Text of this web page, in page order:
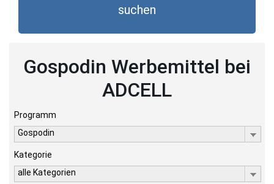
suchen
Gospodin Werbemittel bei
ADCELL
Programm
Gospodin
Kategorie
alle Kategorien